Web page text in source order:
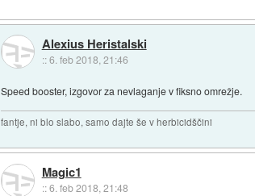
Alexius Heristalski
::6. feb 2018, 21:46
Speed booster, izgovor za nevlaganje v fiksno omrežje.
fantje, ni blo slabo, samo dajte še v herbicidščini
Magic1
::6. feb 2018, 21:48